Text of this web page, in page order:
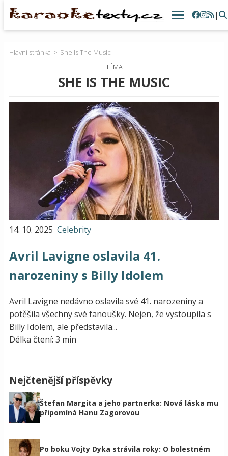
|
Hlavní stránka
She Is The Music
TÉMA
SHE IS THE MUSIC
14. 10. 2025 Celebrity
Avril Lavigne oslavila 41.
narozeniny s Billy Idolem
Avril Lavigne nedávno oslavila své 41. narozeniny a
potěšila všechny své fanoušky. Nejen, že vystoupila s
Billy Idolem, ale představila...
Délka čtení: 3 min
Nejčtenější příspěvky
Štefan Margita a jeho partnerka: Nová láska mu
připomíná Hanu Zagorovou
Po boku Vojty Dyka strávila roky: O bolestném